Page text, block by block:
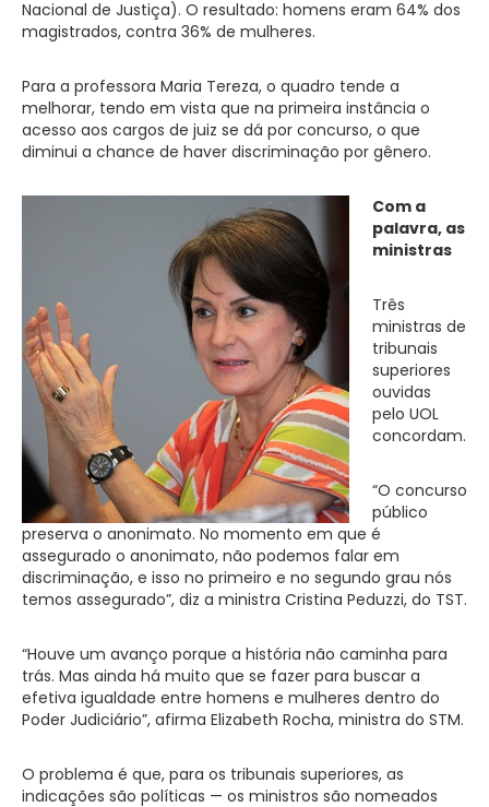
Nacional de Justiça). O resultado: homens eram 64% dos
magistrados, contra 36% de mulheres.
Para a professora Maria Tereza, o quadro tende a
melhorar, tendo em vista que na primeira instância o
acesso aos cargos de juiz se dá por concurso, o que
diminui a chance de haver discriminação por gênero.
Com a
palavra, as
ministras
Três
ministras de
tribunais
superiores
ouvidas
pelo UOL
concordam.
“O concurso
público
preserva o anonimato. No momento em que é
assegurado o anonimato, não podemos falar em
discriminação, e isso no primeiro e no segundo grau nós
temos assegurado”, diz a ministra Cristina Peduzzi, do TST.
“Houve um avanço porque a história não caminha para
trás. Mas ainda há muito que se fazer para buscar a
efetiva igualdade entre homens e mulheres dentro do
Poder Judiciário”, afirma Elizabeth Rocha, ministra do STM.
O problema é que, para os tribunais superiores, as
indicações são políticas — os ministros são nomeados